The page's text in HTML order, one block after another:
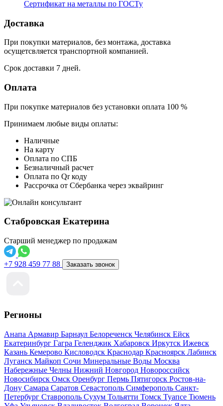
Сертификат на металлы по ГОСТу
Доставка
При покупки материалов, без монтажа, доставка
осущетсвляется транспортной компанией.
Срок доставки 7 дней.
Оплата
При покупке материалов без установки оплата 100 %
Принимаем любые виды оплаты:
Наличные
На карту
Оплата по СПБ
Безналичный расчет
Оплата по Qr коду
Рассрочка от Сбербанка через эквайринг
Стабровская Екатерина
Старший менеджер по продажам
+7 928 459 77 88 Заказать звонок
Регионы
Анапа Армавир Барнаул Белореченск Челябинск Ейск
Екатеринбург Гагра Геленджик Хабаровск Иркутск Ижевск
Казань Кемерово Кисловодск Краснодар Красноярск Лабинск
Луганск Майкоп Сочи Минеральные Воды Москва
Набережные Челны Нижний Новгород Новороссийск
Новосибирск Омск Оренбург Пермь Пятигорск Ростов-на-
Дону Самара Саратов Севастополь Симферополь Санкт-
Петербург Ставрополь Сухум Тольятти Томск Туапсе Тюмень